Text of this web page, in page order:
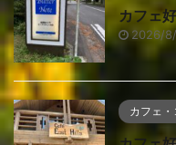
カフェ
2026/
カフェ